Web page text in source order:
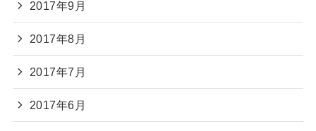
2017年9月
2017年8月
2017年7月
2017年6月